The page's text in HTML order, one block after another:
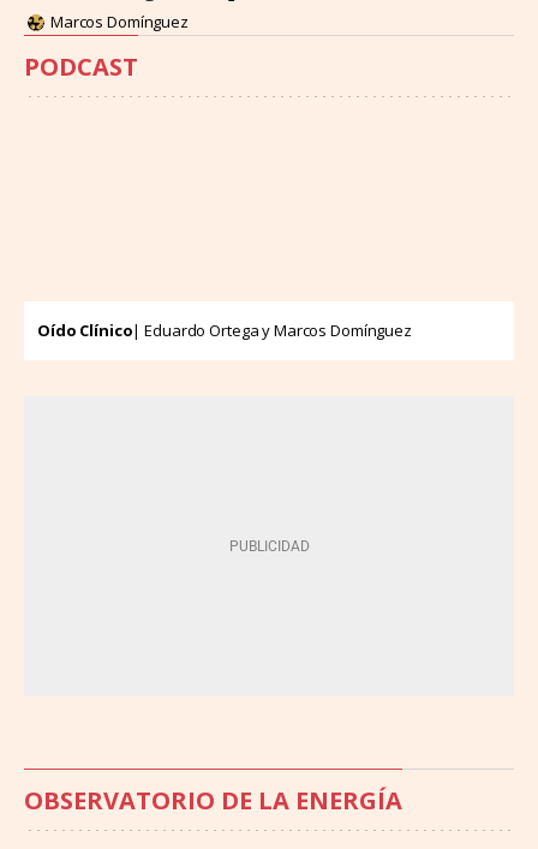
Marcos Domínguez
PODCAST
Oído Clínico| Eduardo Ortega y Marcos Domínguez
OBSERVATORIO DE LA ENERGÍA